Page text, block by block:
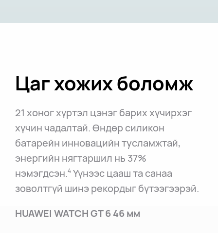
Цаг хожих боломж
21 хоног хүртэл цэнэг барих хүчирхэг
хүчин чадалтай. Өндөр силикон
батарейн инновацийн тусламжтай,
энергийн нягтаршил нь 37%
нэмэгдсэн.4 Үүнээс цааш та санаа
зоволтгүй шинэ рекордыг бүтээгээрэй.
HUAWEI WATCH GT 6 46 мм